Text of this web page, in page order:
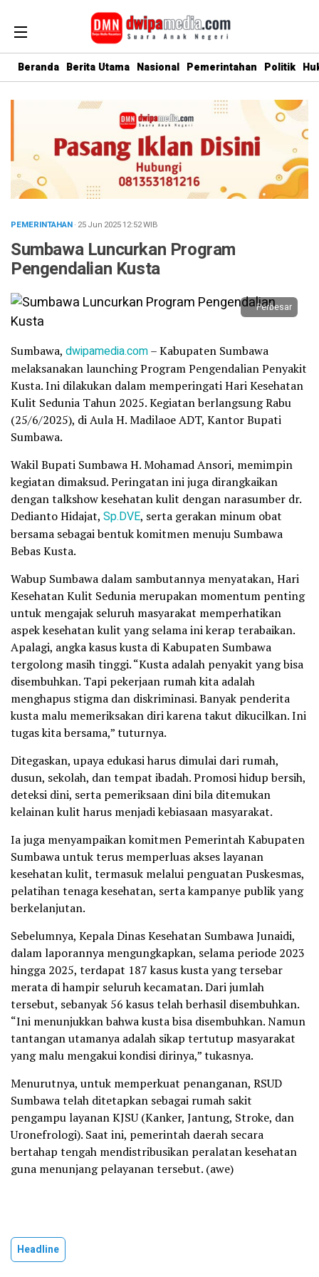
Beranda Berita Utama Nasional Pemerintahan Politik
PEMERINTAHAN· 25 Jun 202512:52WIB
Sumbawa Luncurkan Program
Pengendalian Kusta
Perbesar
Sumbawa, dwipamedia.com– Kabupaten Sumbawa
melaksanakan launching Program Pengendalian Penyakit
Kusta. Ini dilakukan dalam memperingati Hari Kesehatan
Kulit Sedunia Tahun 2025. Kegiatan berlangsung Rabu
(25/6/2025), di Aula H. Madilaoe ADT, Kantor Bupati
Sumbawa.
Wakil Bupati Sumbawa H. Mohamad Ansori, memimpin
kegiatan dimaksud. Peringatan ini juga dirangkaikan
dengan talkshow kesehatan kulit dengan narasumber dr.
Dedianto Hidajat, Sp.DVE, serta gerakan minum obat
bersama sebagai bentuk komitmen menuju Sumbawa
Bebas Kusta.
Wabup Sumbawa dalam sambutannya menyatakan, Hari
Kesehatan Kulit Sedunia merupakan momentum penting
untuk mengajak seluruh masyarakat memperhatikan
aspek kesehatan kulit yang selama ini kerap terabaikan.
Apalagi, angka kasus kusta di Kabupaten Sumbawa
tergolong masih tinggi. “Kusta adalah penyakit yang bisa
disembuhkan. Tapi pekerjaan rumah kita adalah
menghapus stigma dan diskriminasi. Banyak penderita
kusta malu memeriksakan diri karena takut dikucilkan. Ini
tugas kita bersama,” tuturnya.
Ditegaskan, upaya edukasi harus dimulai dari rumah,
dusun, sekolah, dan tempat ibadah. Promosi hidup bersih,
deteksi dini, serta pemeriksaan dini bila ditemukan
kelainan kulit harus menjadi kebiasaan masyarakat.
Ia juga menyampaikan komitmen Pemerintah Kabupaten
Sumbawa untuk terus memperluas akses layanan
kesehatan kulit, termasuk melalui penguatan Puskesmas,
pelatihan tenaga kesehatan, serta kampanye publik yang
berkelanjutan.
Sebelumnya, Kepala Dinas Kesehatan Sumbawa Junaidi,
dalam laporannya mengungkapkan, selama periode 2023
hingga 2025, terdapat 187 kasus kusta yang tersebar
merata di hampir seluruh kecamatan. Dari jumlah
tersebut, sebanyak 56 kasus telah berhasil disembuhkan.
“Ini menunjukkan bahwa kusta bisa disembuhkan. Namun
tantangan utamanya adalah sikap tertutup masyarakat
yang malu mengakui kondisi dirinya,” tukasnya.
Menurutnya, untuk memperkuat penanganan, RSUD
Sumbawa telah ditetapkan sebagai rumah sakit
pengampu layanan KJSU (Kanker, Jantung, Stroke, dan
Uronefrologi). Saat ini, pemerintah daerah secara
bertahap tengah mendistribusikan peralatan kesehatan
guna menunjang pelayanan tersebut. (awe)
Headline